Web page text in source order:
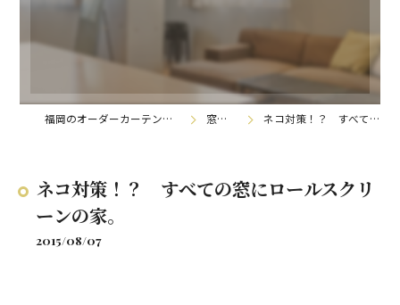
福岡のオーダーカーテンなら株式会社ロイヤル・インテリア 窓辺の日記帳 ネコ対策！？ すべての窓にロールスクリーンの家。
ネコ対策！？ すべての窓にロールスクリ
ーンの家。
2015/08/07